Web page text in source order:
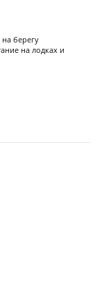
берегу
на лодках и